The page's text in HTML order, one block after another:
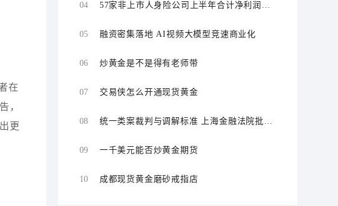
在
，
更
04
57家非上市人身险公司上半年合计净利润同
05
融资密集落地 AI视频大模型竞速商业化
06 炒黄金是不是得有老师带
07 交易侠怎么开通现货黄金
08
统一类案裁判与调解标准 上海金融法院批量
09
一千美元能否炒黄金期货
10 成都现货黄金磨砂戒指店